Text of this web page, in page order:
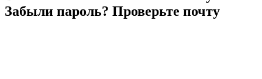
Забыли пароль? Проверьте почту